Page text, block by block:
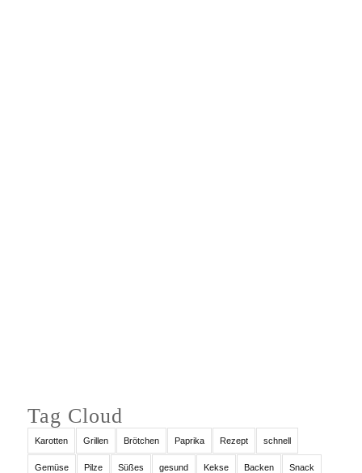
Tag Cloud
Karotten Grillen Brötchen Paprika Rezept schnell
Gemüse Pilze Süßes gesund Kekse Backen Snack